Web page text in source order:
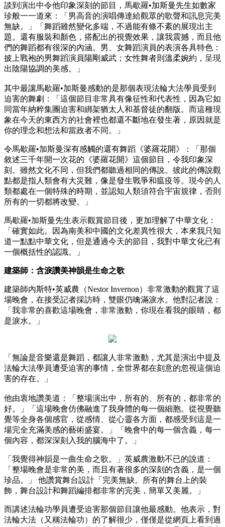
談到演出中令他印象深刻的節目，馬歇羅•加斯曼先生如數家
珍般一一道來：「男高音的演唱傳達給觀眾的歌聲和訊息完美
無缺。」「舞蹈雖然變化多端，不過能有條不紊的展現出主
題。還有服裝和顏色，搭配出的視覺效果，讓我震撼，而且他
們的舞蹈都有很深的內涵。男、女舞蹈演員的表演各具特色：
披上戰袍的男舞蹈演員陽剛威武；女性舞者則溫柔婉約，呈現
出陰陽協調的美感。」
其中最讓馬歇羅•加斯曼感動的是那個表現法輪大法學員受到
迫害的舞劇：「這個節目非常具有像征性和代表性，因為它如
同當年納粹集團迫害和綁架猶太人和基督徒的翻版。而這種現
象在今天的東西方的社會裡也都還不斷地在發生著，原因就是
你的理念和想法和當政者不同。」
令馬歇羅•加斯曼深有感觸的還有舞蹈《婆羅花開》：「那個
敘述三千年開一次花的《婆羅花開》這個節目，令我印象深
刻。雖然文化不同，但我們都聽過相同的傳說。彼此的傳說觀
點都是指人類會有大災難，像是發生戰爭和瘟疫等。現今的人
類都處在一個特殊的時期，並認知人類須符合宇宙規律，否則
所有的一切都將改變。」
馬歇羅•加斯曼先生表示觀賞節目後，更加理解了中華文化：
「確實如此。因為南美和中國的文化差異性很大，本來我只知
道一點點中華文化，但是通過今天的節目，我對中華文化已有
一個概括性的認識。」
建築師：含淚讚美神韻是生命之歌
建築師內斯特•英威農（Nestor Invernon）非常激動的觀賞了這
場晚會，在接受記者採訪時，雙眼仍噙滿淚水。他對記者說：
「我非常的喜歡這場晚會，非常激動，你現在看我的眼睛，都
是淚水。」
「無論是音樂還是舞蹈，都讓人非常激動，尤其是演出中提及
法輪大法學員遭受迫害的事情，全世界都在刻意的忽視這個迫
害的存在。」
他由衷地讚美道：「整場演出中，所有的、所有的，都非常的
好。」「這場晚會仿佛融進了我身體的每一個細胞。從視覺聽
覺等全身各個感官，從感情、從心靈各方面，都感受到這是一
場完全充滿美感的藝術盛宴。」「晚會中的每一個含義，每一
個內容，都深深刻入我的腦海中了。」
「我覺得神韻是一曲生命之歌。」英威農激動不已的說道：
「整場晚會是非常的美，而且有著很多的深刻的含義，是一個
珍品。」 他讚賞舞台設計「完美無缺。所有的舞台上的裝
飾，舞台設計和舞蹈編排都非常的完美，簡單又美麗。」
而講述法輪功學員遭受迫害那個節目讓他最感動。他表示，對
法輪大法（又稱法輪功）的了解很少，僅僅是從網頁上看到過